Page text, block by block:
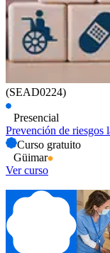
(SEAD0224)
Presencial
Prevención de riesgos
Curso gratuito
Güimar
Ver curso